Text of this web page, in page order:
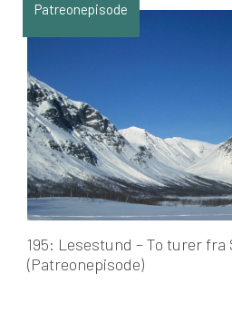
Patreonepisode
195: Lesestund – To turer fra
(Patreonepisode)